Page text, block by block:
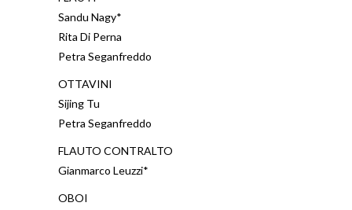
Sandu Nagy*
Rita Di Perna
Petra Seganfreddo
OTTAVINI
Sijing Tu
Petra Seganfreddo
FLAUTO CONTRALTO
Gianmarco Leuzzi*
OBOI